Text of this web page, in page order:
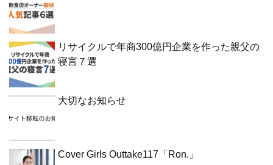
リサイクルで年商300億円企業を作った親父の
寝言７選
大切なお知らせ
Cover Girls Outtake117「Ron.」